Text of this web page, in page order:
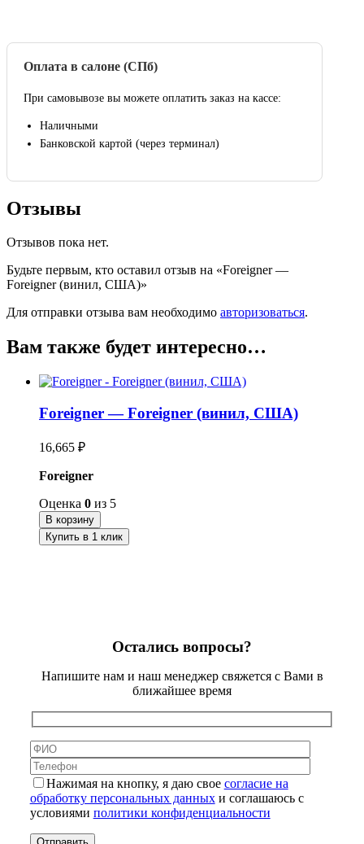
Оплата в салоне (СПб)
При самовывозе вы можете оплатить заказ на кассе:
Наличными
Банковской картой (через терминал)
Отзывы
Отзывов пока нет.
Будьте первым, кто оставил отзыв на «Foreigner —
Foreigner (винил, США)»
Для отправки отзыва вам необходимо авторизоваться.
Вам также будет интересно…
Foreigner — Foreigner (винил, США)
16,665 ₽
Foreigner
Оценка 0 из 5
В корзину
Купить в 1 клик
Остались вопросы?
Напишите нам и наш менеджер свяжется с Вами в
ближайшее время
Нажимая на кнопку, я даю свое согласие на
обработку персональных данныхи соглашаюсь с
условиями политики конфиденциальности